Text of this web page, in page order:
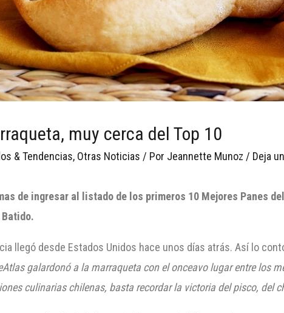
muy cerca del Top 10
& Tendencias, Otras Noticias / Por Jeannette Munoz / Deja
de ingresar al listado de los primeros 10 Mejores Panes
llegó desde Estados Unidos hace unos días atrás. Así lo
galardonó a la marraqueta con el onceavo lugar entre los
culinarias chilenas, basta recordar la victoria del pisco, del